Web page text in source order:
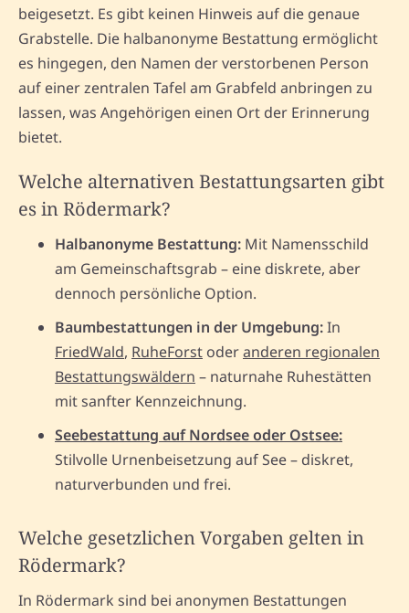
beigesetzt. Es gibt keinen Hinweis auf die genaue
Grabstelle. Die halbanonyme Bestattung ermöglicht
es hingegen, den Namen der verstorbenen Person
auf einer zentralen Tafel am Grabfeld anbringen zu
lassen, was Angehörigen einen Ort der Erinnerung
bietet.
Welche alternativen Bestattungsarten gibt
es in Rödermark?
Halbanonyme Bestattung: Mit Namensschild
am Gemeinschaftsgrab – eine diskrete, aber
dennoch persönliche Option.
Baumbestattungen in der Umgebung:In
FriedWald, RuheForst oderanderen regionalen
Bestattungswäldern – naturnahe Ruhestätten
mit sanfter Kennzeichnung.
Seebestattung auf Nordsee oder Ostsee:
Stilvolle Urnenbeisetzung auf See – diskret,
naturverbunden und frei.
Welche gesetzlichen Vorgaben gelten in
Rödermark?
In Rödermark sind bei anonymen Bestattungen